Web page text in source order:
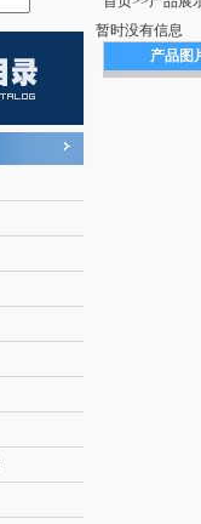
暂时没有信息
产品图